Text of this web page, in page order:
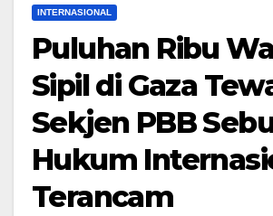
INTERNASIONAL
Puluhan Ribu
Sipil di Gaza
Sekjen PBB
Hukum
Terancam